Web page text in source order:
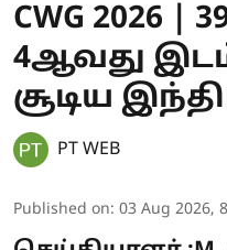
CWG 2026
4ஆவது
சூடிய
PT WEB
Published on: 03 Aug 2026,